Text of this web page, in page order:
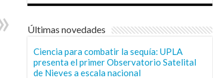
Últimas novedades
Ciencia para combatir la sequía: UPLA
presenta el primer Observatorio Satelital
de Nieves a escala nacional